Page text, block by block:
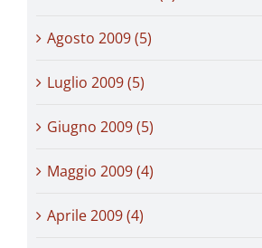
Agosto 2009 (5)
Luglio 2009 (5)
Giugno 2009 (5)
Maggio 2009 (4)
Aprile 2009 (4)